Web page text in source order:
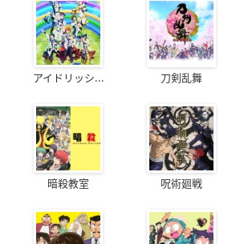
アイドリッシ... 刀剣乱舞
暗殺教室 呪術廻戦